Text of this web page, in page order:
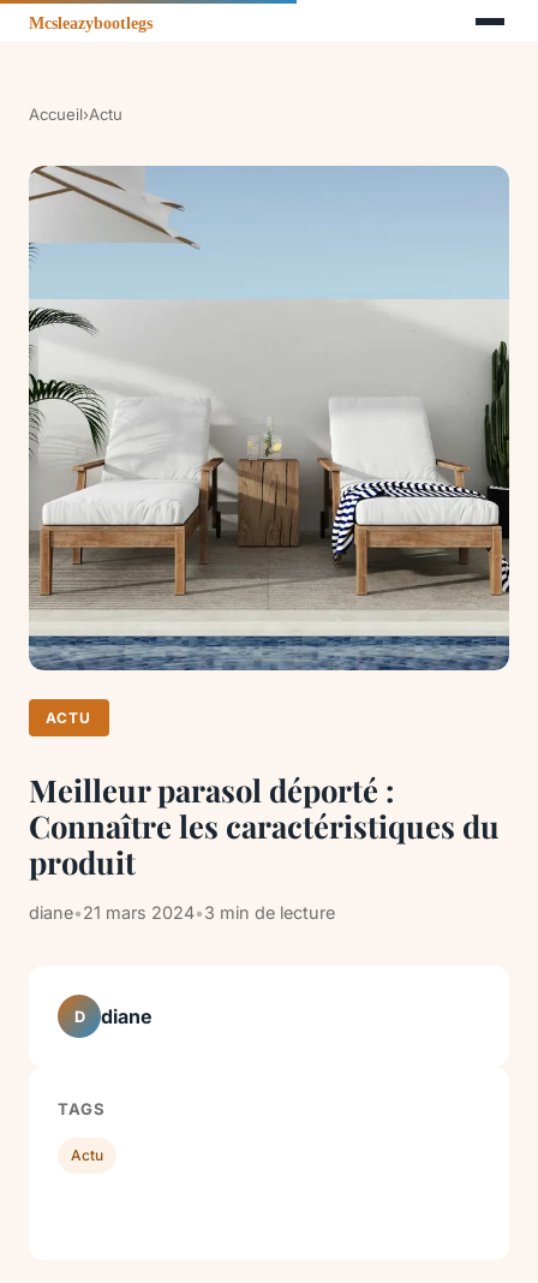
Accueil›Actu
ACTU
Meilleur parasol déporté :
Connaître les caractéristiques du
produit
diane•21 mars 2024•3 min de lecture
D diane
TAGS
Actu